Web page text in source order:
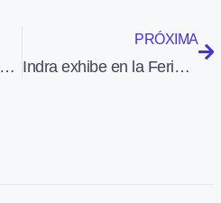
su avión número 250
PRÓXIMA
Indra exhibe en la Feria Aeroespacial Mexicana 2015 sus sistemas de vigilancia y gestión del espacio aéreo